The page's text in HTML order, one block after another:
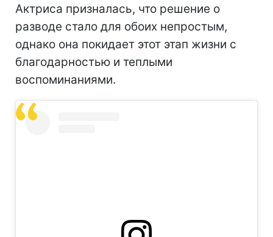
Актриса призналась, что решение о
разводе стало для обоих непростым,
однако она покидает этот этап жизни с
благодарностью и теплыми
воспоминаниями.